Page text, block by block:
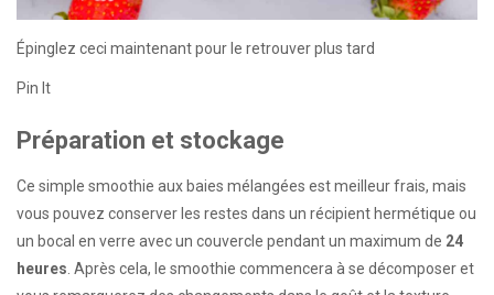
Épinglez ceci maintenant pour le retrouver plus tard
Pin It
Préparation et stockage
Ce simple smoothie aux baies mélangées est meilleur frais, mais
vous pouvez conserver les restes dans un récipient hermétique ou
un bocal en verre avec un couvercle pendant un maximum de 24
heures . Après cela, le smoothie commencera à se décomposer et